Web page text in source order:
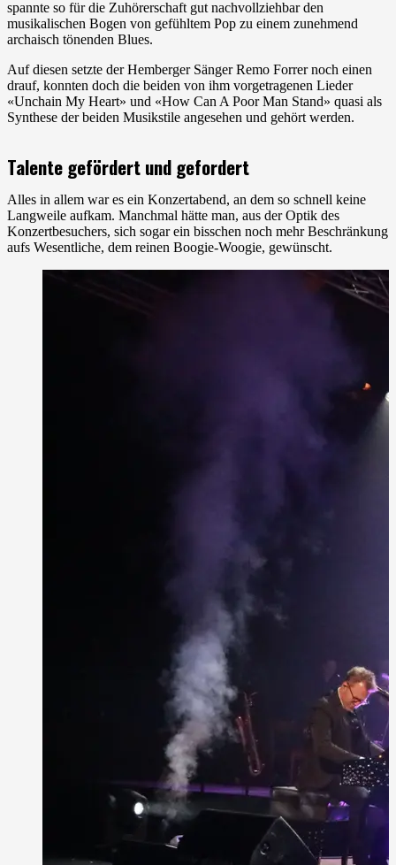
spannte so für die Zuhörerschaft gut nachvollziehbar den
musikalischen Bogen von gefühltem Pop zu einem zunehmend
archaisch tönenden Blues.
Auf diesen setzte der Hemberger Sänger Remo Forrer noch einen
drauf, konnten doch die beiden von ihm vorgetragenen Lieder
«Unchain My Heart» und «How Can A Poor Man Stand» quasi als
Synthese der beiden Musikstile angesehen und gehört werden.
Talente gefördert und gefordert
Alles in allem war es ein Konzertabend, an dem so schnell keine
Langweile aufkam. Manchmal hätte man, aus der Optik des
Konzertbesuchers, sich sogar ein bisschen noch mehr Beschränkung
aufs Wesentliche, dem reinen Boogie-Woogie, gewünscht.